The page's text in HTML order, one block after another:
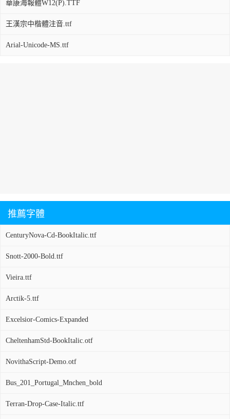
華康海報體W12(P).TTF
王漢宗中楷體注音.ttf
Arial-Unicode-MS.ttf
推薦字體
CenturyNova-Cd-BookItalic.ttf
Snott-2000-Bold.ttf
Vieira.ttf
Arctik-5.ttf
Excelsior-Comics-Expanded
CheltenhamStd-BookItalic.otf
NovithaScript-Demo.otf
Bus_201_Portugal_Mnchen_bold
Terran-Drop-Case-Italic.ttf